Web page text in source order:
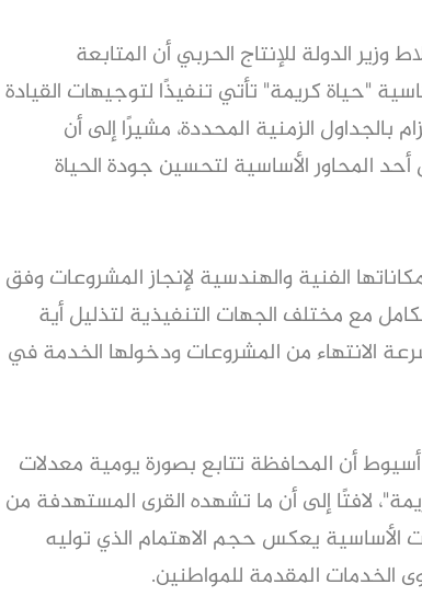
الدولة للإنتاج الحربي أن المتابعة
"حياة كريمة" تأتي تنفيذًا لتوجيهات القيادة
بالجداول الزمنية المحددة، مشيرًا إلى أن
المحاور الأساسية لتحسين جودة الحياة
الفنية والهندسية لإنجاز المشروعات وفق
مع مختلف الجهات التنفيذية لتذليل أية
الانتهاء من المشروعات ودخولها الخدمة في
أن المحافظة تتابع بصورة يومية معدلات
لافتًا إلى أن ما تشهده القرى المستهدفة من
الأساسية يعكس حجم الاهتمام الذي توليه
الخدمات المقدمة للمواطنين.